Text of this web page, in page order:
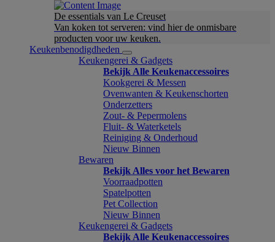
De essentials van Le Creuset
Van koken tot serveren: vind hier de onmisbare
producten voor uw keuken.
Keukenbenodigdheden
Keukengerei & Gadgets
Bekijk Alle Keukenaccessoires
Kookgerei & Messen
Ovenwanten & Keukenschorten
Onderzetters
Zout- & Pepermolens
Fluit- & Waterketels
Reiniging & Onderhoud
Nieuw Binnen
Bewaren
Bekijk Alles voor het Bewaren
Voorraadpotten
Spatelpotten
Pet Collection
Nieuw Binnen
Keukengerei & Gadgets
Bekijk Alle Keukenaccessoires